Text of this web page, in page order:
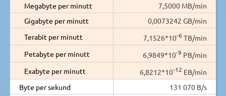
Megabyte per minutt
7,5000 MB/min
Gigabyte per minutt
0,0073242 GB/min
Terabit per minutt
7,1526*10-6 TB/min
Petabyte per minutt
6,9849*10-9 PB/min
Exabyte per minutt
6,8212*10-12 EB/min
Byte per sekund
131 070 B/s